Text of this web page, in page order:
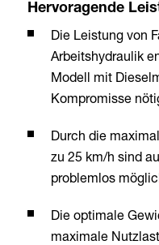
Hervoragende
Die Leistung von
Arbeitshydraulik
Modell mit
Kompromisse
Durch die
zu 25 km/h sind
problemlos
Die optimale
maximale